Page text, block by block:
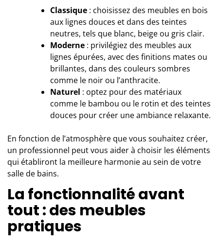
Classique : choisissez des meubles en bois
aux lignes douces et dans des teintes
neutres, tels que blanc, beige ou gris clair.
Moderne : privilégiez des meubles aux
lignes épurées, avec des finitions mates ou
brillantes, dans des couleurs sombres
comme le noir ou l’anthracite.
Naturel : optez pour des matériaux
comme le bambou ou le rotin et des teintes
douces pour créer une ambiance relaxante.
En fonction de l’atmosphère que vous souhaitez créer,
un professionnel peut vous aider à choisir les éléments
qui établiront la meilleure harmonie au sein de votre
salle de bains.
La fonctionnalité avant
tout : des meubles
pratiques